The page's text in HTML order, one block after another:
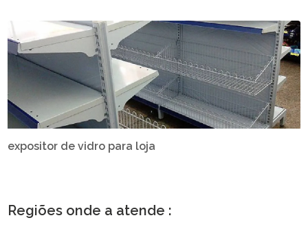
expositor de vidro para loja
Regiões onde a atende :